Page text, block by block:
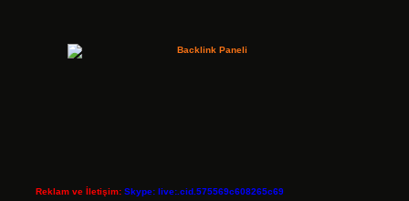
Reklam ve İletişim: Skype: live:.cid.575569c608265c69